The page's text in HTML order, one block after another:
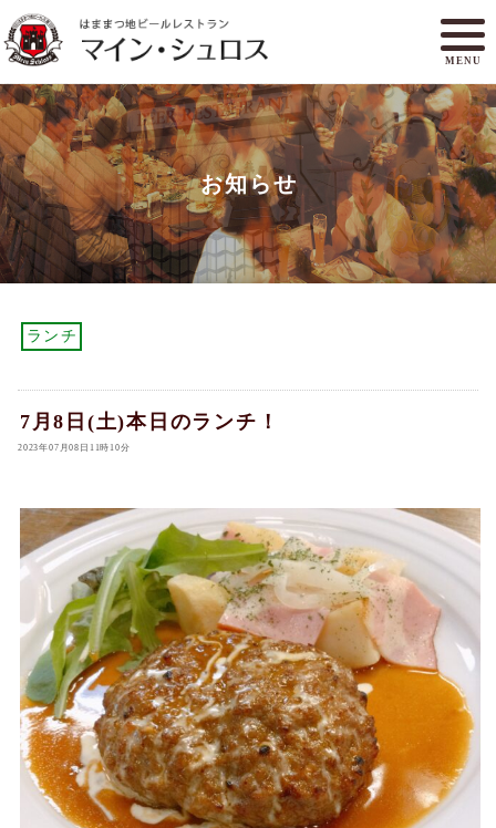
MENU
メニュー
ランチ
アクセスマップ
マイン・シュロスとは
オンラインショップ
お知らせ
ランチ
7月8日(土)本日のランチ！
2023年07月08日11時10分